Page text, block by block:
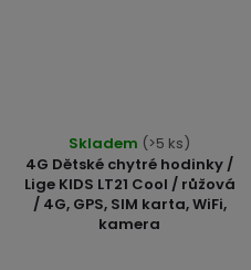
4G Dětské chytré hodinky /
Lige KIDS LT21 Cool / růžová
/ 4G, GPS, SIM karta, WiFi,
kamera
hodnocení
produktu
je
5,0
Skladem (>5 ks)